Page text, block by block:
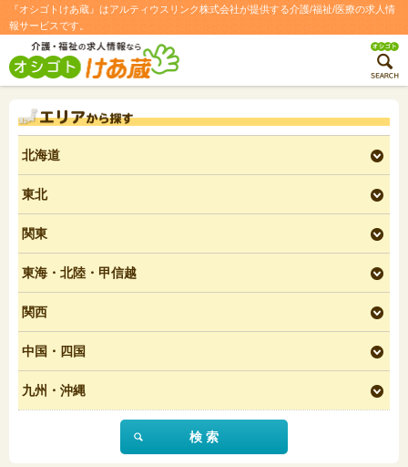
『オシゴトけあ蔵』はアルティウスリンク株式会社が提供する介護/福祉/医療の求人情
報サービスです。
エリアから探す
北海道
東北
関東
東海・北陸・ 甲信越
関西
中国・四国
九州・沖縄
検 索